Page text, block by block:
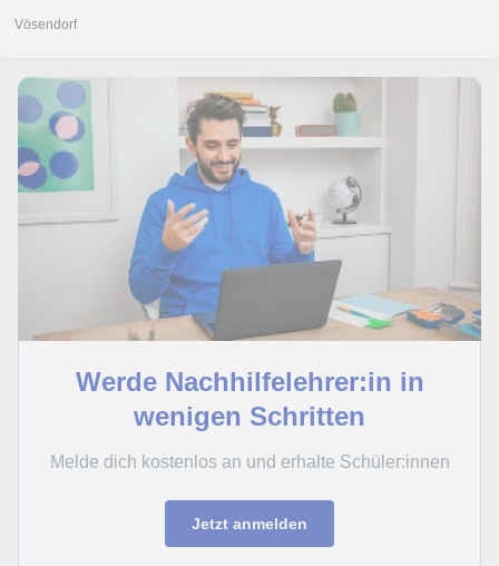
Vösendorf
Werde Nachhilfelehrer:in in
wenigen Schritten
Melde dich kostenlos an und erhalte Schüler:innen
Jetzt anmelden